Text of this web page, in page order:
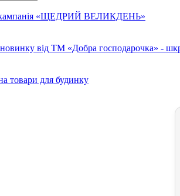
кампанія «ЩЕДРИЙ ВЕЛИКДЕНЬ»
новинку від ТМ «Добра господарочка» -
товари для будинку